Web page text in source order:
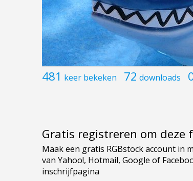
481 keer bekeken 72 downloads
Gratis registreren om deze